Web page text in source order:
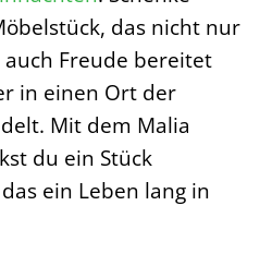
das nicht nur
Freude bereitet
in einen Ort der
Mit dem Malia
du ein Stück
ein Leben lang in